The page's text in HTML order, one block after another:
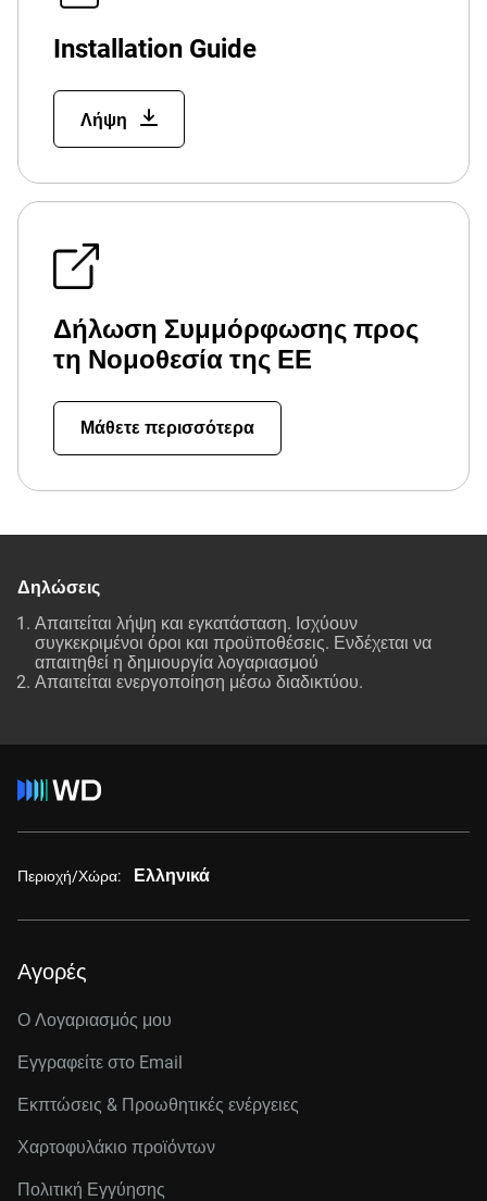
Installation Guide
Λήψη
Δήλωση Συμμόρφωσης προς
τη Νομοθεσία της ΕΕ
Μάθετε περισσότερα
Δηλώσεις
Απαιτείται λήψη και εγκατάσταση. Ισχύουν
συγκεκριμένοι όροι και προϋποθέσεις. Ενδέχεται να
απαιτηθεί η δημιουργία λογαριασμού
Απαιτείται ενεργοποίηση μέσω διαδικτύου.
Περιοχή/Χώρα: Ελληνικά
Αγορές
Ο Λογαριασμός μου
Εγγραφείτε στo Email
Εκπτώσεις & Προωθητικές ενέργειες
Χαρτοφυλάκιο προϊόντων
Πολιτική Εγγύησης